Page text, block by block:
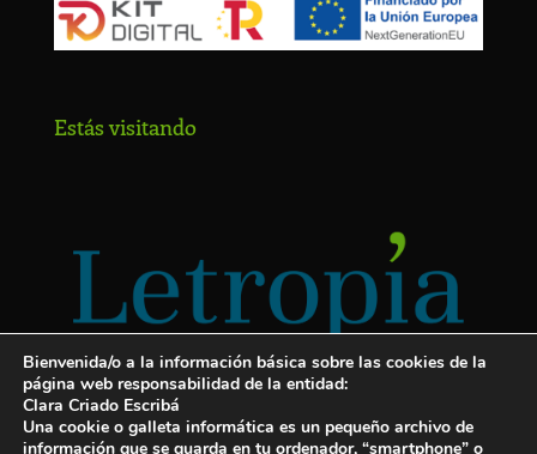
Estás visitando
Bienvenida/o a la información básica sobre las cookies de la
página web responsabilidad de la entidad:
Clara Criado Escribá
Una cookie o galleta informática es un pequeño archivo de
información que se guarda en tu ordenador, “smartphone” o